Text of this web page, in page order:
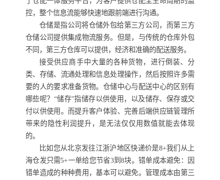
控，整个信息流能够快速地跟前端进行沟通。
仓储是指公司将仓储外包给第三方公司，而第三方
仓储公司提供集成物流服务。但是，与传统的仓库外包
不同，第三方仓库可以提供，经济和准确的配送服务。
接受供应商手中大量的各种货物，进行倒装、分
类、存储、流通处理和信息处理操作，然后按照许多需
要的人的要求准备货物。仓储中心与配送中心的区别有
哪些呢？“储存”指储存以供使用，以及储存、保存或交
付以供使用。而提升客户体验、完善后端供应链管理所
带来的隐性利润提升，是无法仅仅用数值就能去体现
的。
比如您从北京发往江浙沪地区快递价是8+我们从上
海仓发只需5+一单给您节省3到8块。错单成本避免：因
错单造成的种种费用，基本可以避免。管理成本由第三